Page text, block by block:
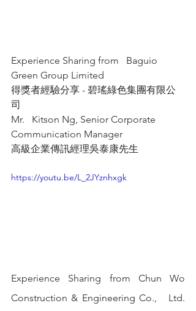
Experience Sharing from   Baguio
Green Group Limited
得獎者經驗分享 - 碧瑤綠色集團有限公
司
Mr.   Kitson Ng, Senior Corporate
Communication Manager
高級企業傳訊經理吳泰康先生
https://youtu.be/L_2JYznhxgk
Experience Sharing from Chun Wo
Construction & Engineering Co.,   Ltd.